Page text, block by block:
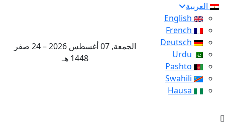
العربية
الجمعة, 07 أغسطس 2026 – 24 صفر
1448 هـ